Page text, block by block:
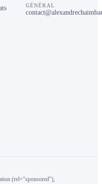
GÉNÉRAL
(rel="sponsored"),